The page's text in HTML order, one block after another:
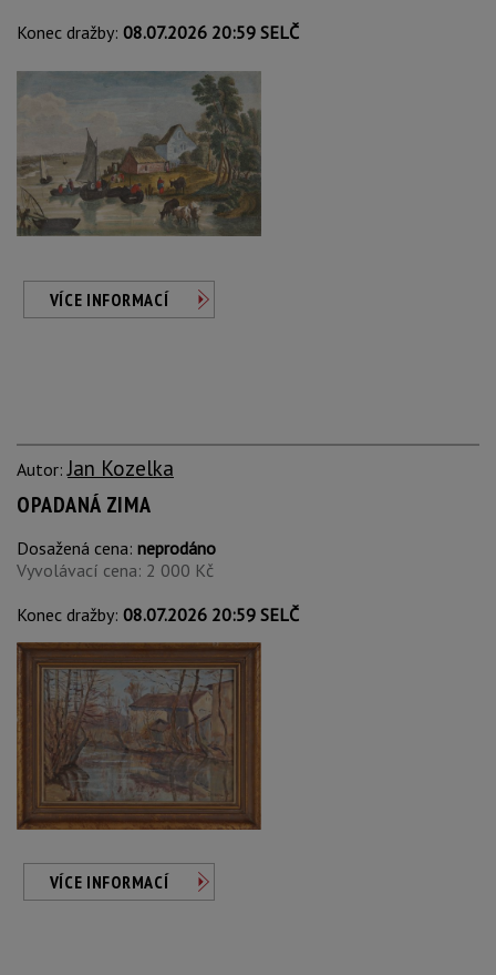
Konec dražby: 08.07.2026 20:59 SELČ
VÍCE INFORMACÍ
Autor:Jan Kozelka
OPADANÁ ZIMA
Dosažená cena: neprodáno
Vyvolávací cena: 2 000 Kč
Konec dražby: 08.07.2026 20:59 SELČ
VÍCE INFORMACÍ